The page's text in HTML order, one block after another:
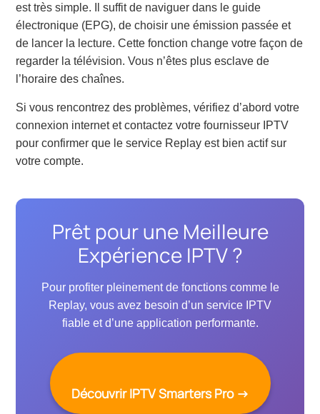
est très simple. Il suffit de naviguer dans le guide
électronique (EPG), de choisir une émission passée et
de lancer la lecture. Cette fonction change votre façon de
regarder la télévision. Vous n’êtes plus esclave de
l’horaire des chaînes.
Si vous rencontrez des problèmes, vérifiez d’abord votre
connexion internet et contactez votre fournisseur IPTV
pour confirmer que le service Replay est bien actif sur
votre compte.
Prêt pour une Meilleure
Expérience IPTV ?
Pour profiter pleinement de fonctions comme le
Replay, vous avez besoin d’un service IPTV
fiable et d’une application performante.
Découvrir IPTV Smarters Pro →